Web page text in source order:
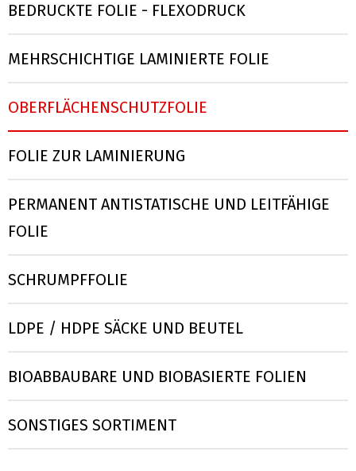
BEDRUCKTE FOLIE - FLEXODRUCK
MEHRSCHICHTIGE LAMINIERTE FOLIE
OBERFLÄCHENSCHUTZFOLIE
FOLIE ZUR LAMINIERUNG
PERMANENT ANTISTATISCHE UND LEITFÄHIGE
FOLIE
SCHRUMPFFOLIE
LDPE / HDPE SÄCKE UND BEUTEL
BIOABBAUBARE UND BIOBASIERTE FOLIEN
SONSTIGES SORTIMENT